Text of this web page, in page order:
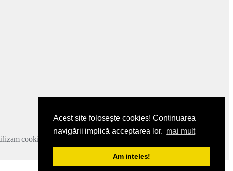
Acest site foloseşte cookies! Continuarea
navigării implică acceptarea lor. mai mult
Am inteles!
cookie-urile.